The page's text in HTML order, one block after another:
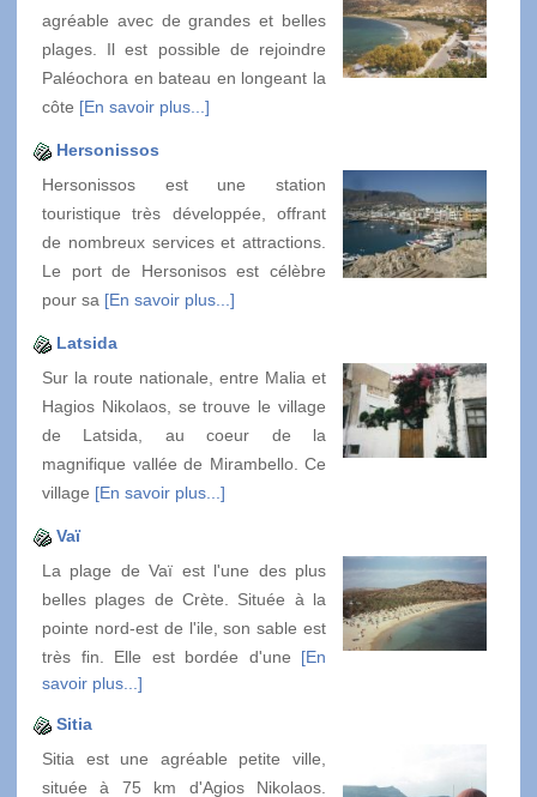
agréable avec de grandes et belles
plages. Il est possible de rejoindre
Paléochora en bateau en longeant la
côte [En savoir plus...]
Hersonissos
Hersonissos est une station
touristique très développée, offrant
de nombreux services et attractions.
Le port de Hersonisos est célèbre
pour sa [En savoir plus...]
Latsida
Sur la route nationale, entre Malia et
Hagios Nikolaos, se trouve le village
de Latsida, au coeur de la
magnifique vallée de Mirambello. Ce
village [En savoir plus...]
Vaï
La plage de Vaï est l'une des plus
belles plages de Crète. Située à la
pointe nord-est de l'ile, son sable est
très fin. Elle est bordée d'une [En
savoir plus...]
Sitia
Sitia est une agréable petite ville,
située à 75 km d'Agios Nikolaos.